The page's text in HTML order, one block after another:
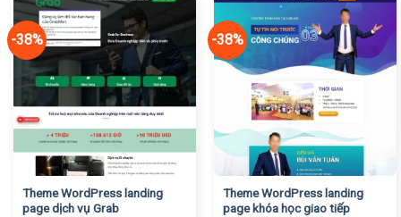
-38%
Theme WordPress landing
page dịch vụ Grab
-38%
Theme WordPress landing
page khóa học giao tiếp